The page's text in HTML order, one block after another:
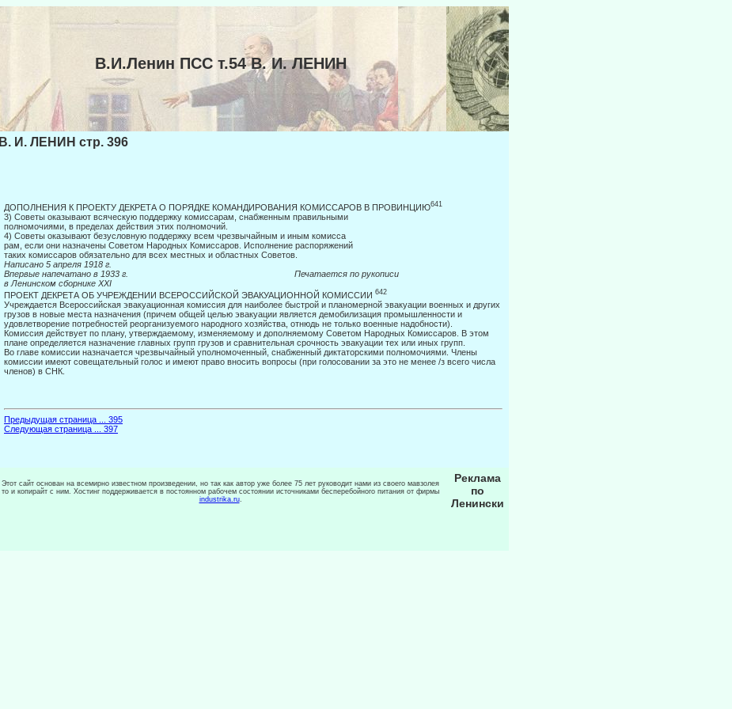
В.И.Ленин ПСС т.54 В. И. ЛЕНИН
В. И. ЛЕНИН стр. 396
ДОПОЛНЕНИЯ К ПРОЕКТУ ДЕКРЕТА О ПОРЯДКЕ КОМАНДИРОВАНИЯ КОМИССАРОВ В ПРОВИНЦИЮ641
3) Советы оказывают всяческую поддержку комиссарам, снабженным правильными
полномочиями, в пределах действия этих полномочий.
4) Советы оказывают безусловную поддержку всем чрезвычайным и иным комисса­
рам, если они назначены Советом Народных Комиссаров. Исполнение распоряжений
таких комиссаров обязательно для всех местных и областных Советов.
Написано 5 апреля 1918 г.
Впервые напечатано в 1933 г. Печатается по рукописи
в Ленинском сборнике XXI
ПРОЕКТ ДЕКРЕТА ОБ УЧРЕЖДЕНИИ ВСЕРОССИЙСКОЙ ЭВАКУАЦИОННОЙ КОМИССИИ 642
Учреждается Всероссийская эвакуационная комиссия для наиболее быстрой и пла­номерной эвакуации военных и других
грузов в новые места назначения (причем об­щей целью эвакуации является демобилизация промышленности и
удовлетворение по­требностей реорганизуемого народного хозяйства, отнюдь не только военные надобно­сти).
Комиссия действует по плану, утверждаемому, изменяемому и дополняемому Сове­том Народных Комиссаров. В этом
плане определяется назначение главных групп гру­зов и сравнительная срочность эвакуации тех или иных групп.
Во главе комиссии назначается чрезвычайный уполномоченный, снабженный дикта­торскими полномочиями. Члены
комиссии имеют совещательный голос и имеют право вносить вопросы (при голосовании за это не менее /з всего числа
членов) в СНК.
Предыдущая страница ... 395
Следующая страница ... 397
Этот сайт основан на всемирно известном произведении, но так как автор уже более 75 лет руководит нами из своего мавзолея
то и копирайт с ним. Хостинг поддерживается в постоянном рабочем состоянии источниками бесперебойного питания от фирмы
industrika.ru.
Реклама
по
Ленински